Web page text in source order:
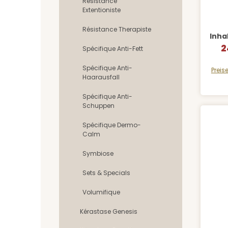
Extentioniste
Résistance Therapiste
Spécifique Anti-Fett
Spécifique Anti-
Haarausfall
Spécifique Anti-
Schuppen
Spécifique Dermo-
Calm
Symbiose
Sets & Specials
Volumifique
Kérastase Genesis